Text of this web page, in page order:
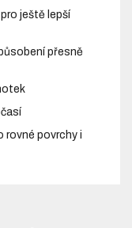
pro ještě lepší
přesně
rovné povrchy i